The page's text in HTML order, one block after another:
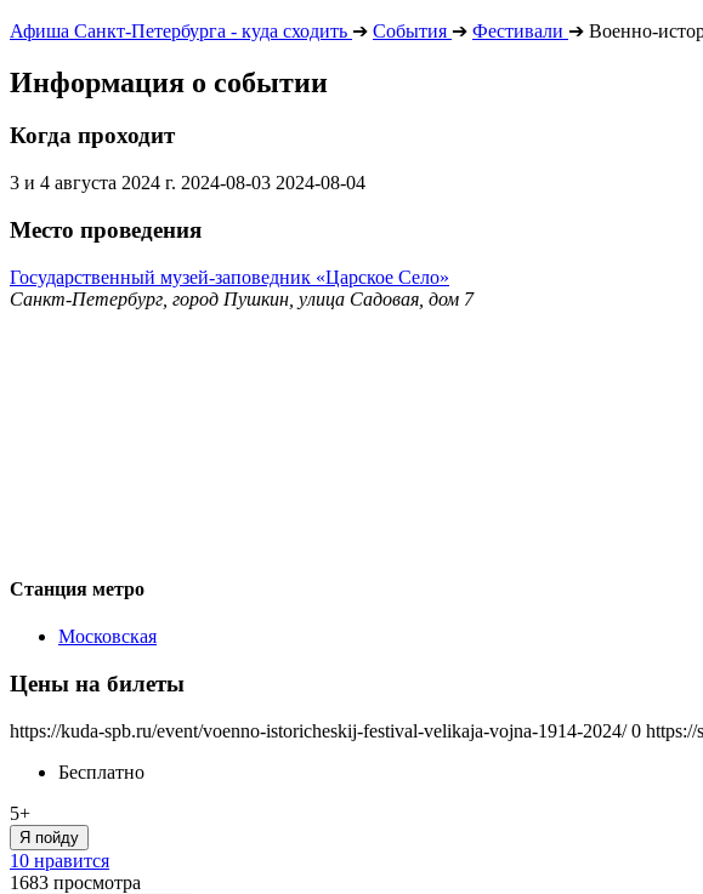
Афиша Санкт-Петербурга - куда сходить ➔ События ➔ Фестивали ➔ Военно-
Информация о событии
Когда проходит
3 и 4 августа 2024 г. 2024-08-03 2024-08-04
Место проведения
Государственный музей-заповедник «Царское Село»
Санкт-Петербург, город Пушкин, улица Садовая, дом 7
Станция метро
Московская
Цены на билеты
https://kuda-spb.ru/event/voenno-istoricheskij-festival-velikaja-vojna-1914-2024/ 0 https://
Бесплатно
5+
Я пойду
10 нравится
1683 просмотра